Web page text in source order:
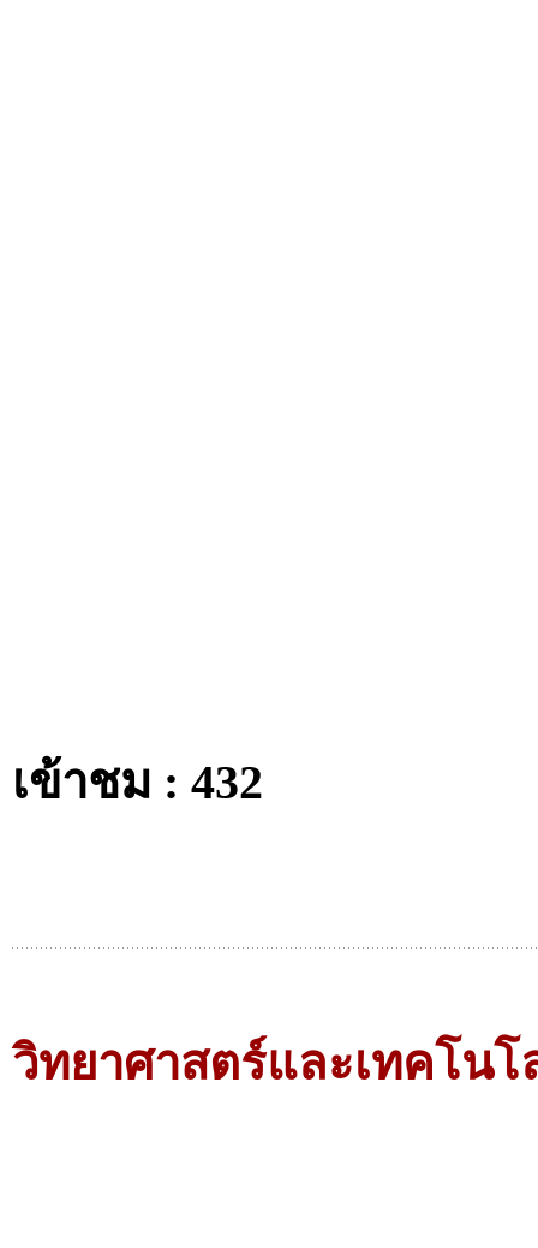
เข้าชม : 432
วิทยาศาสตร์และเทคโน